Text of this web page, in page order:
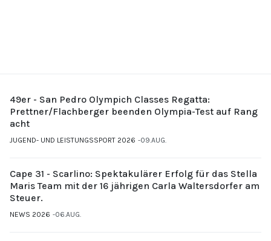
49er - San Pedro Olympich Classes Regatta:
Prettner/Flachberger beenden Olympia-Test auf Rang
acht
JUGEND- UND LEISTUNGSSPORT 2026 09.AUG.
Cape 31 - Scarlino: Spektakulärer Erfolg für das Stella
Maris Team mit der 16 jährigen Carla Waltersdorfer am
Steuer.
NEWS 2026 06.AUG.